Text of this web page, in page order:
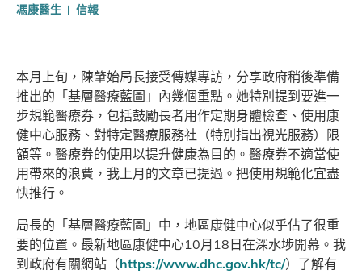
馮康醫生 信報
本月上旬，陳肇始局長接受傳媒專訪，分享政府稍後準備
推出的「基層醫療藍圖」內幾個重點。她特別提到要進一
步規範醫療券，包括鼓勵長者用作定期身體檢查、使用康
健中心服務、對特定醫療服務社（特別指出視光服務）限
額等。醫療券的使用以提升健康為目的。醫療券不適當使
用帶來的浪費，我上月的文章已提過。把使用規範化宜盡
快推行。
局長的「基層醫療藍圖」中，地區康健中心似乎佔了很重
要的位置。最新地區康健中心10月18日在深水埗開幕。我
到政府有關網站（https://www.dhc.gov.hk/tc/）了解有